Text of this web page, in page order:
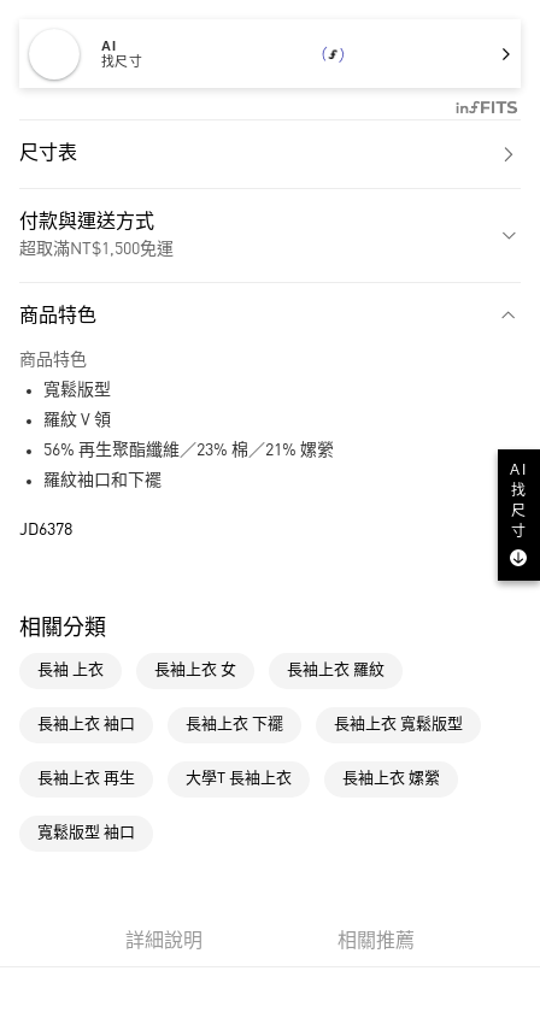
AI
找尺寸
尺寸表
付款與運送方式
超取滿NT$1,500免運
LINE Pay
運送方式
付款後全家取貨
每筆NT$80，滿NT$1,500(含以上)免運費
萊爾富取貨付款
每筆NT$80，滿NT$1,500(含以上)免運費
付款後7-11取貨
商品特色
商品特色
寬鬆版型
羅紋 V 領
56% 再生聚酯纖維／23% 棉／21% 嫘縈
羅紋袖口和下襬
JD6378
相關分類
長袖 上衣 長袖上衣 女 長袖上衣 羅紋
長袖上衣 袖口 長袖上衣 下襬 長袖上衣 寬鬆版型
長袖上衣 再生 大學T 長袖上衣 長袖上衣 嫘縈
寬鬆版型 袖口
詳細說明 相關推薦
AI
找
尺
寸